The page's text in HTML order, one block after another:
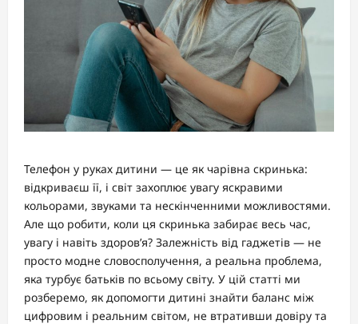
Телефон у руках дитини — це як чарівна скринька:
відкриваєш її, і світ захоплює увагу яскравими
кольорами, звуками та нескінченними можливостями.
Але що робити, коли ця скринька забирає весь час,
увагу і навіть здоров’я? Залежність від гаджетів — не
просто модне словосполучення, а реальна проблема,
яка турбує батьків по всьому світу. У цій статті ми
розберемо, як допомогти дитині знайти баланс між
цифровим і реальним світом, не втративши довіру та